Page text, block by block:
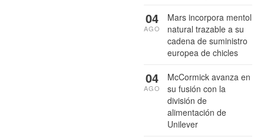
Mars incorpora mentol
natural trazable a su
cadena de suministro
europea de chicles
04
AGO
McCormick avanza en
su fusión con la
división de
alimentación de
Unilever
04
AGO